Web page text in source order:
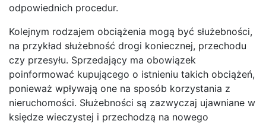
odpowiednich procedur.
Kolejnym rodzajem obciążenia mogą być służebności,
na przykład służebność drogi koniecznej, przechodu
czy przesyłu. Sprzedający ma obowiązek
poinformować kupującego o istnieniu takich obciążeń,
ponieważ wpływają one na sposób korzystania z
nieruchomości. Służebności są zazwyczaj ujawniane w
księdze wieczystej i przechodzą na nowego